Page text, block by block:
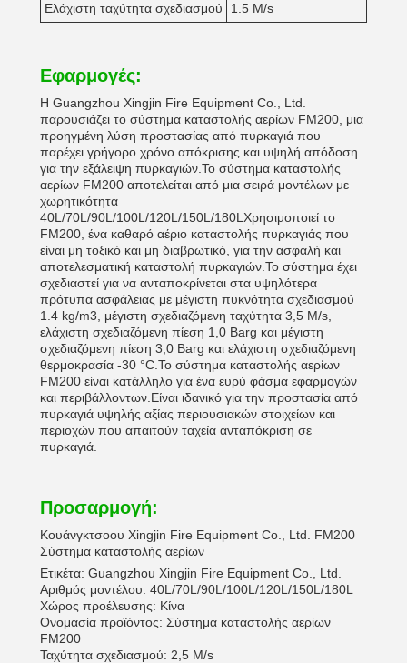
Ελάχιστη ταχύτητα σχεδιασμού
1.5 M/s
Εφαρμογές:
Η Guangzhou Xingjin Fire Equipment Co., Ltd.
παρουσιάζει το σύστημα καταστολής αερίων FM200, μια
προηγμένη λύση προστασίας από πυρκαγιά που
παρέχει γρήγορο χρόνο απόκρισης και υψηλή απόδοση
για την εξάλειψη πυρκαγιών.Το σύστημα καταστολής
αερίων FM200 αποτελείται από μια σειρά μοντέλων με
χωρητικότητα
40L/70L/90L/100L/120L/150L/180LΧρησιμοποιεί το
FM200, ένα καθαρό αέριο καταστολής πυρκαγιάς που
είναι μη τοξικό και μη διαβρωτικό, για την ασφαλή και
αποτελεσματική καταστολή πυρκαγιών.Το σύστημα έχει
σχεδιαστεί για να ανταποκρίνεται στα υψηλότερα
πρότυπα ασφάλειας με μέγιστη πυκνότητα σχεδιασμού
1.4 kg/m3, μέγιστη σχεδιαζόμενη ταχύτητα 3,5 M/s,
ελάχιστη σχεδιαζόμενη πίεση 1,0 Barg και μέγιστη
σχεδιαζόμενη πίεση 3,0 Barg και ελάχιστη σχεδιαζόμενη
θερμοκρασία -30 °C.Το σύστημα καταστολής αερίων
FM200 είναι κατάλληλο για ένα ευρύ φάσμα εφαρμογών
και περιβάλλοντων.Είναι ιδανικό για την προστασία από
πυρκαγιά υψηλής αξίας περιουσιακών στοιχείων και
περιοχών που απαιτούν ταχεία ανταπόκριση σε
πυρκαγιά.
Προσαρμογή:
Κουάνγκτσοου Xingjin Fire Equipment Co., Ltd. FM200
Σύστημα καταστολής αερίων
Ετικέτα: Guangzhou Xingjin Fire Equipment Co., Ltd.
Αριθμός μοντέλου: 40L/70L/90L/100L/120L/150L/180L
Χώρος προέλευσης: Κίνα
Ονομασία προϊόντος: Σύστημα καταστολής αερίων
FM200
Ταχύτητα σχεδιασμού: 2,5 M/s